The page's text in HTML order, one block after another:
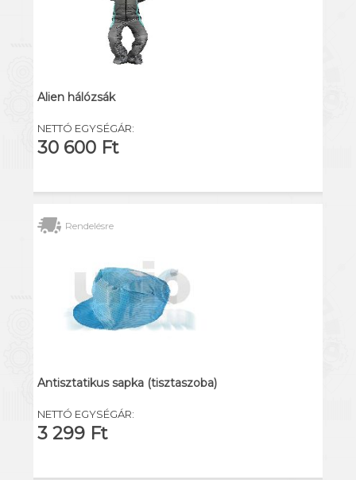
Alien hálózsák
NETTÓ EGYSÉGÁR:
30 600 Ft
Rendelésre
Antisztatikus sapka (tisztaszoba)
NETTÓ EGYSÉGÁR:
3 299 Ft